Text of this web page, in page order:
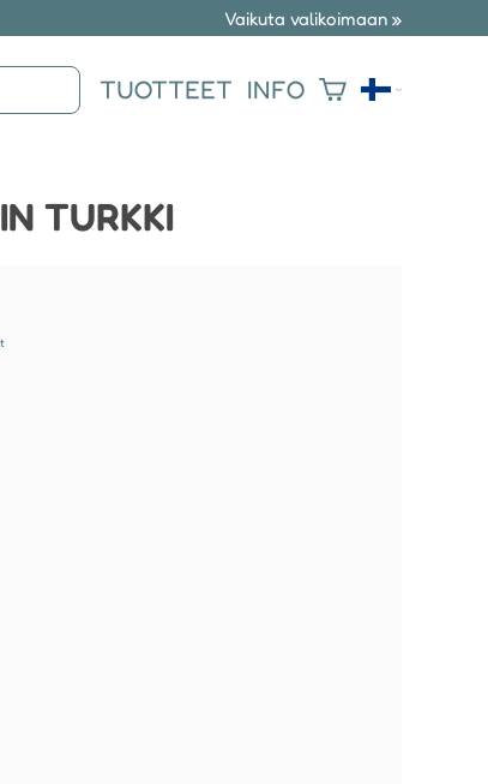
Vaikuta valikoimaan »
TUOTTEET INFO
TURKKI